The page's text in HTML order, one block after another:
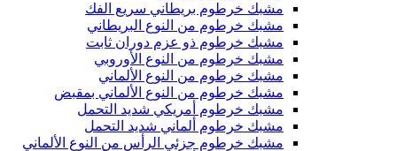
مشبك خرطوم بريطاني سريع الفك
مشبك خرطوم من النوع البريطاني
مشبك خرطوم ذو عزم دوران ثابت
مشبك خرطوم من النوع الأوروبي
مشبك خرطوم من النوع الألماني
مشبك خرطوم من النوع الألماني بمقبض
مشبك خرطوم أمريكي شديد التحمل
مشبك خرطوم ألماني شديد التحمل
مشبك خرطوم جزئي الرأس من النوع الألماني